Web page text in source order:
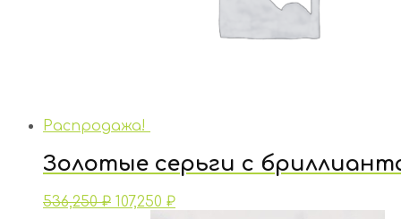
Распродажа!
Золотые серьги с
536,250₽ 107,250 ₽